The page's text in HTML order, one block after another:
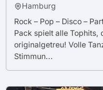
Hamburg
Rock – Pop – Disco –
Pack spielt alle Tophits,
originalgetreu! Volle
Stimmun...